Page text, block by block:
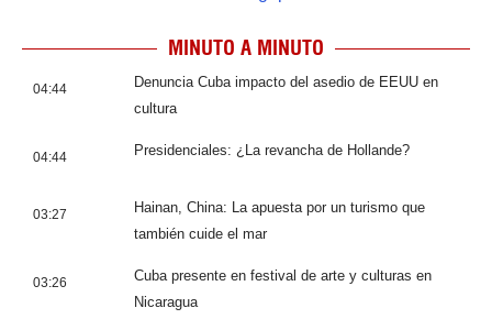
MINUTO A MINUTO
04:44
Denuncia Cuba impacto del asedio de EEUU en
cultura
04:44 Presidenciales: ¿La revancha de Hollande?
03:27
Hainan, China: La apuesta por un turismo que
también cuide el mar
03:26
Cuba presente en festival de arte y culturas en
Nicaragua